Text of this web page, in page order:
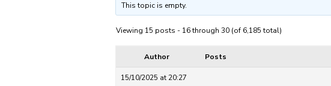
This topic is empty.
Viewing 15 posts - 16 through 30 (of 6,185 total)
Author Posts
15/10/2025 at 20:27